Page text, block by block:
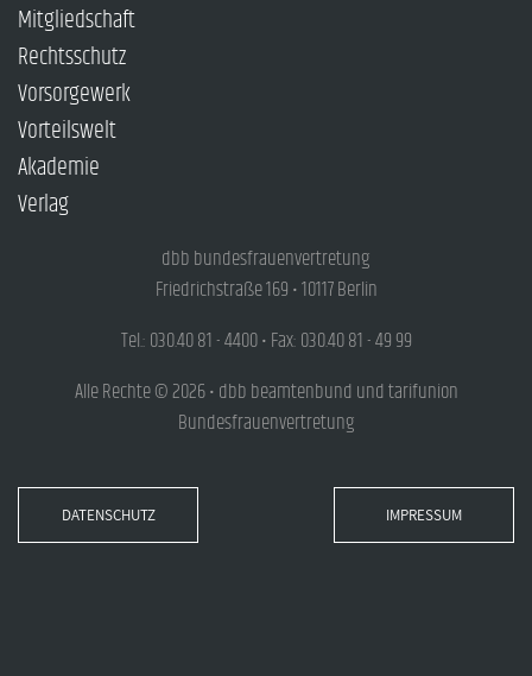
Mitgliedschaft
Rechtsschutz
Vorsorgewerk
Vorteilswelt
Akademie
Verlag
dbb bundesfrauenvertretung
Friedrichstraße 169 • 10117 Berlin
Tel.: 030.40 81 - 4400 • Fax: 030.40 81 - 49 99
Alle Rechte © 2026 • dbb beamtenbund und tarifunion
Bundesfrauenvertretung
DATENSCHUTZ IMPRESSUM